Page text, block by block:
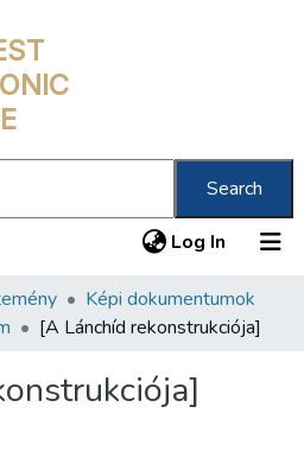
Search
Log In (current)
Képi dokumentumok
[A Lánchíd rekonstrukciója]